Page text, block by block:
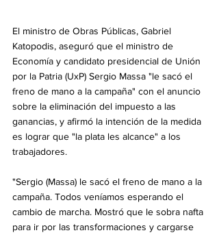
El ministro de Obras Públicas, Gabriel
Katopodis, aseguró que el ministro de
Economía y candidato presidencial de Unión
por la Patria (UxP) Sergio Massa "le sacó el
freno de mano a la campaña" con el anuncio
sobre la eliminación del impuesto a las
ganancias, y afirmó la intención de la medida
es lograr que "la plata les alcance" a los
trabajadores.
"Sergio (Massa) le sacó el freno de mano a la
campaña. Todos veníamos esperando el
cambio de marcha. Mostró que le sobra nafta
para ir por las transformaciones y cargarse